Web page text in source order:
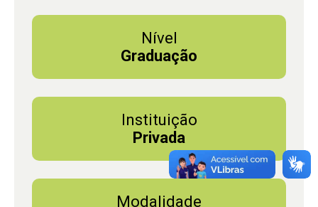
Nível
Graduação
Instituição
Privada
Modalidade